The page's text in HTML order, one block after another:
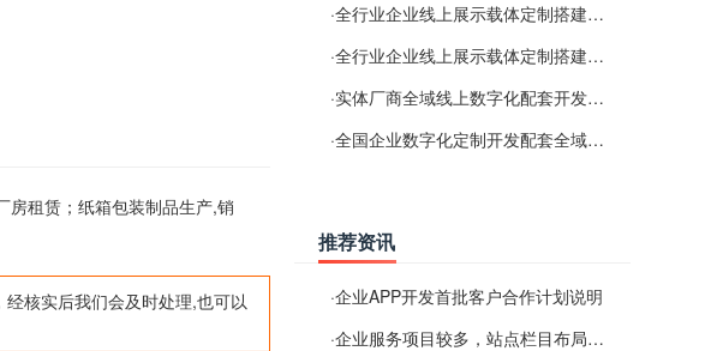
房租赁；纸箱包装制品生产,销
经核实后我们会及时处理,也可以
·全行业企业线上展示载体定制搭建服务
·全行业企业线上展示载体定制搭建服务
·实体厂商全域线上数字化配套开发与地域检索优化服务
·全国企业数字化定制开发配套全域搜索优化服务
推荐资讯
·企业APP开发首批客户合作计划说明
·企业服务项目较多，站点栏目布局规划参考思路